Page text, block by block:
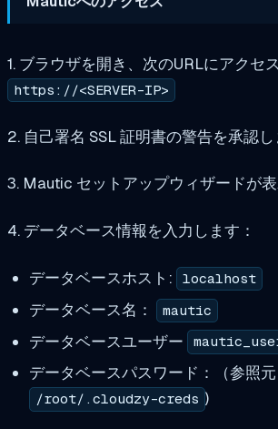
1. ブラウザを開き、次のURLにアクセ
https://<SERVER-IP>
2. 自己署名 SSL 証明書の警告を承認し
3. Mautic セットアップウィザードが表
4. データベース情報を入力します：
データベースホスト: localhost
データベース名： mautic
データベースユーザー
データベースパスワード：（参照元
/root/.cloudzy-creds )